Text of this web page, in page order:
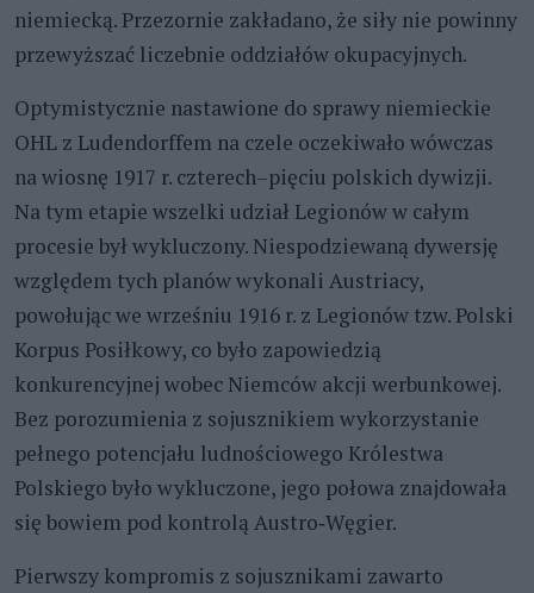
niemiecką. Przezornie zakładano, że siły nie powinny
przewyższać liczebnie oddziałów okupacyjnych.
Optymistycznie nastawione do sprawy niemieckie
OHL z Ludendorffem na czele oczekiwało wówczas
na wiosnę 1917 r. czterech–pięciu polskich dywizji.
Na tym etapie wszelki udział Legionów w całym
procesie był wykluczony. Niespodziewaną dywersję
względem tych planów wykonali Austriacy,
powołując we wrześniu 1916 r. z Legionów tzw. Polski
Korpus Posiłkowy, co było zapowiedzią
konkurencyjnej wobec Niemców akcji werbunkowej.
Bez porozumienia z sojusznikiem wykorzystanie
pełnego potencjału ludnościowego Królestwa
Polskiego było wykluczone, jego połowa znajdowała
się bowiem pod kontrolą Austro‑Węgier.
Pierwszy kompromis z sojusznikami zawarto